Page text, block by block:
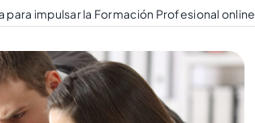
para impulsar la Formación Profesional online